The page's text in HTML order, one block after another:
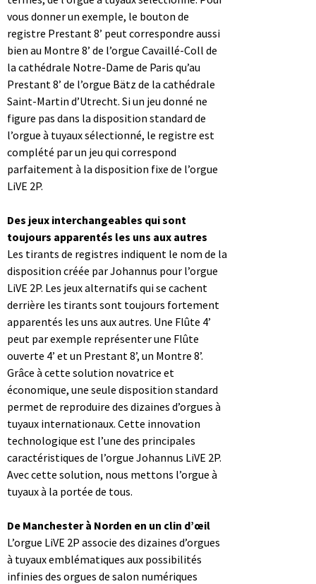
vous donner un exemple, le bouton de
registre Prestant 8’ peut correspondre aussi
bien au Montre 8’ de l’orgue Cavaillé-Coll de
la cathédrale Notre-Dame de Paris qu’au
Prestant 8’ de l’orgue Bätz de la cathédrale
Saint-Martin d’Utrecht. Si un jeu donné ne
figure pas dans la disposition standard de
l’orgue à tuyaux sélectionné, le registre est
complété par un jeu qui correspond
parfaitement à la disposition fixe de l’orgue
LiVE 2P.
Des jeux interchangeables qui sont
toujours apparentés les uns aux autres
Les tirants de registres indiquent le nom de la
disposition créée par Johannus pour l’orgue
LiVE 2P. Les jeux alternatifs qui se cachent
derrière les tirants sont toujours fortement
apparentés les uns aux autres. Une Flûte 4’
peut par exemple représenter une Flûte
ouverte 4’ et un Prestant 8’, un Montre 8’.
Grâce à cette solution novatrice et
économique, une seule disposition standard
permet de reproduire des dizaines d’orgues à
tuyaux internationaux. Cette innovation
technologique est l’une des principales
caractéristiques de l’orgue Johannus LiVE 2P.
Avec cette solution, nous mettons l’orgue à
tuyaux à la portée de tous.
De Manchester à Norden en un clin d’œil
L’orgue LiVE 2P associe des dizaines d’orgues
à tuyaux emblématiques aux possibilités
infinies des orgues de salon numériques